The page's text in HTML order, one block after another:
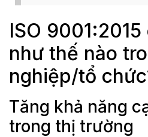
ISO
như thế nào
nghiệp/tổ
Tăng khả năng
trong thị trường